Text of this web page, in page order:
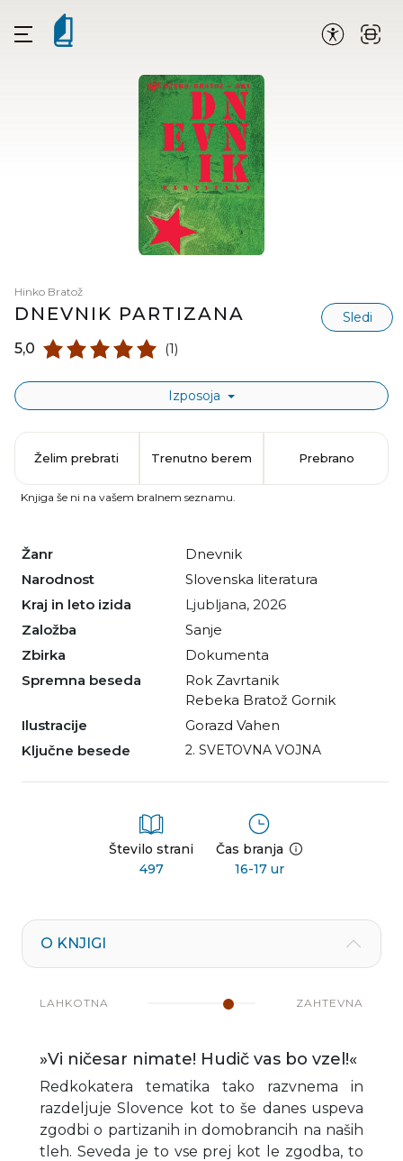
Hinko Bratož
DNEVNIK PARTIZANA Sledi
5,0 (1)
Izposoja
Žanr
dnevnik
Narodnost
slovenska literatura
Kraj in leto izida
Ljubljana, 2026
Založba
Sanje
Zbirka
Dokumenta
Spremna beseda
Rok Zavrtanik
Rebeka Bratož Gornik
Ilustracije
Gorazd Vahen
Ključne besede
2. SVETOVNA VOJNA
Število strani
497
Čas branja
16-17 ur
Želim prebrati Trenutno berem Prebrano
Knjiga še ni na vašem bralnem seznamu.
O KNJIGI
LAHKOTNA ZAHTEVNA
»Vi ničesar nimate! Hudič vas bo vzel!«
Redkokatera tematika tako razvnema in
razdeljuje Slovence kot to še danes uspeva
zgodbi o partizanih in domobrancih na naših
tleh. Seveda je to vse prej kot le zgodba, to